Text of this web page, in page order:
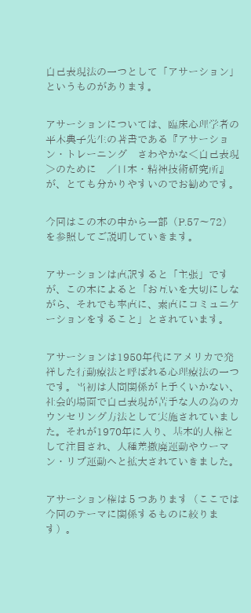
自己表現法の一つとして「アサーション」
というものがあります。
アサーションについては、臨床心理学者の
平木典子先生の著書である『アサーショ
ン・トレーニング　さわやかな＜自己表現
＞のために　／日本・精神技術研究所』
が、とても分かりやすいのでお勧めです。
今回はこの本の中から一部（P.57～72）
を参照してご説明していきます。
アサーションは直訳すると「主張」です
が、この本によると「お互いを大切にしな
がら、それでも率直に、素直にコミュニケ
ーションをすること」とされています。
アサーションは1950年代にアメリカで発
祥した行動療法と呼ばれる心理療法の一つ
です。当初は人間関係が上手くいかない、
社会的場面で自己表現が苦手な人の為のカ
ウンセリング方法として実施されていまし
た。それが1970年に入り、基本的人権と
して注目され、人種差撤廃運動やウーマ
ン・リブ運動へと拡大されていきました。
アサーション権は５つあります（ここでは
今回のテーマに関係するものに絞りま
す）。